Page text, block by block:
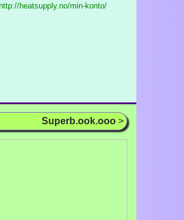
heatsupply.no/min-konto/
Superb.ook.ooo >